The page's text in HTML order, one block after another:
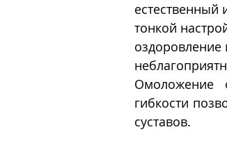
естественный
тонкой
оздоровление
Омоложение
гибкости
суставов.